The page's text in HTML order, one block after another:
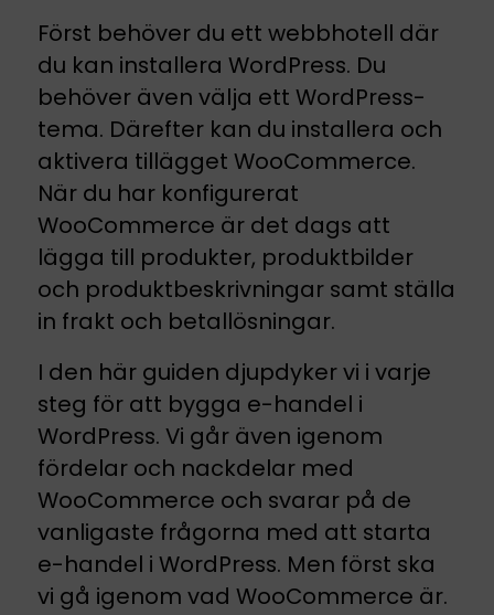
Först behöver du ett webbhotell där
du kan installera WordPress. Du
behöver även välja ett WordPress-
tema. Därefter kan du installera och
aktivera tillägget WooCommerce.
När du har konfigurerat
WooCommerce är det dags att
lägga till produkter, produktbilder
och produktbeskrivningar samt ställa
in frakt och betallösningar.
I den här guiden djupdyker vi i varje
steg för att bygga e-handel i
WordPress. Vi går även igenom
fördelar och nackdelar med
WooCommerce och svarar på de
vanligaste frågorna med att starta
e-handel i WordPress. Men först ska
vi gå igenom vad WooCommerce är.